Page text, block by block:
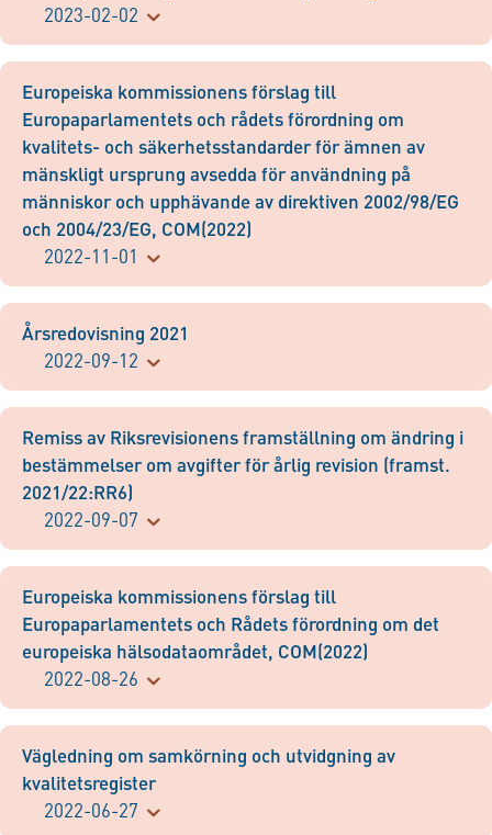
2023-02-02
Europeiska kommissionens förslag till
Europaparlamentets och rådets förordning om
kvalitets- och säkerhetsstandarder för ämnen av
mänskligt ursprung avsedda för användning på
människor och upphävande av direktiven 2002/98/EG
och 2004/23/EG, COM(2022)
2022-11-01
Årsredovisning 2021
2022-09-12
Remiss av Riksrevisionens framställning om ändring i
bestämmelser om avgifter för årlig revision (framst.
2021/22:RR6)
2022-09-07
Europeiska kommissionens förslag till
Europaparlamentets och Rådets förordning om det
europeiska hälsodataområdet, COM(2022)
2022-08-26
Vägledning om samkörning och utvidgning av
kvalitetsregister
2022-06-27